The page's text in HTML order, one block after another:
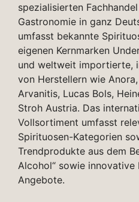
spezialisierten
Gastronomie in ganz
umfasst bekannte
eigenen Kernmarken
und weltweit importierte,
von Herstellern wie
Arvanitis, Lucas Bols,
Stroh Austria. Das
Vollsortiment umfasst
Spirituosen-Kategorien
Trendprodukte aus dem
Alcohol“ sowie
Angebote.